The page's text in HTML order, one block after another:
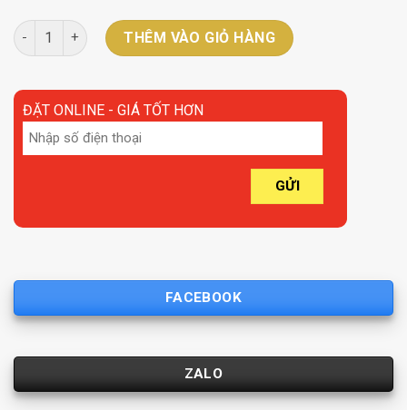
Thanh nhôm Blight BL1616 XC-15.7*15.7MM số lượng
THÊM VÀO GIỎ HÀNG
ĐẶT ONLINE - GIÁ TỐT HƠN
FACEBOOK
ZALO